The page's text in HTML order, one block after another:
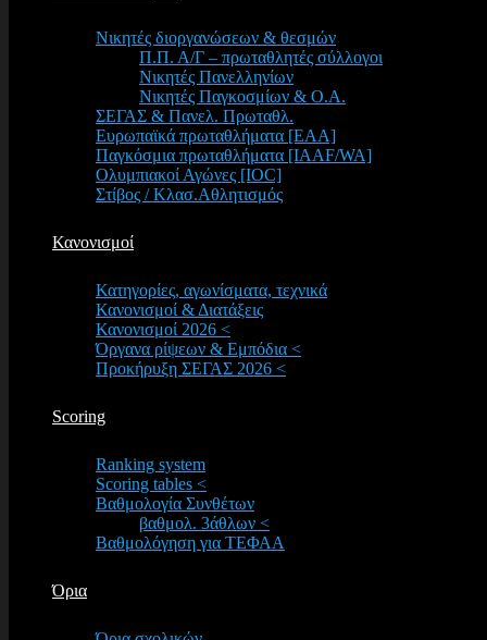
Νικητές διοργανώσεων & θεσμών
Π.Π. Α/Γ – πρωταθλητές σύλλογοι
Νικητές Πανελληνίων
Νικητές Παγκοσμίων & Ο.Α.
ΣΕΓΑΣ & Πανελ. Πρωταθλ.
Ευρωπαϊκά πρωταθλήματα [EAA]
Παγκόσμια πρωταθλήματα [IAAF/WA]
Ολυμπιακοί Αγώνες [IOC]
Στίβος / Κλασ.Αθλητισμός
Κανονισμοί
Κατηγορίες, αγωνίσματα, τεχνικά
Κανονισμοί & Διατάξεις
Κανονισμοί 2026 <
Όργανα ρίψεων & Εμπόδια <
Προκήρυξη ΣΕΓΑΣ 2026 <
Scoring
Ranking system
Scoring tables <
Βαθμολογία Συνθέτων
βαθμολ. 3άθλων <
Βαθμολόγηση για ΤΕΦΑΑ
Όρια